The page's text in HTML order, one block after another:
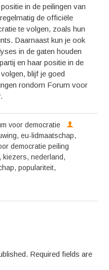
in de peilingen van
de officiële
te volgen, zoals hun
Daarnaast kun je ook
in de gaten houden
en haar positie in de
blijf je goed
rondom Forum voor
voor democratie
,eu-lidmaatschap,
democratie peiling
, kiezers,nederland,
,populariteit,
Required fields are